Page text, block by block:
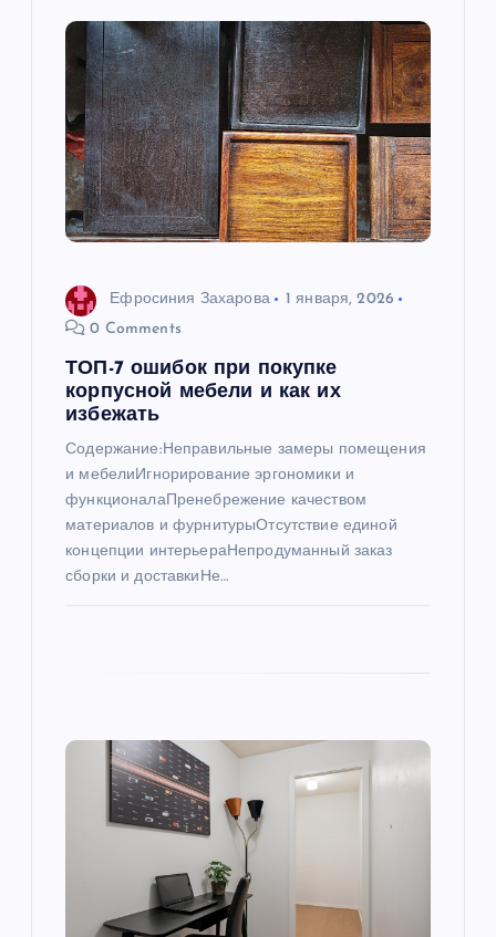
Ефросиния Захарова
1 января, 2026
0 Comments
ТОП-7 ошибок при покупке
корпусной мебели и как их
избежать
Содержание:Неправильные замеры помещения
и мебелиИгнорирование эргономики и
функционалаПренебрежение качеством
материалов и фурнитурыОтсутствие единой
концепции интерьераНепродуманный заказ
сборки и доставкиНе…